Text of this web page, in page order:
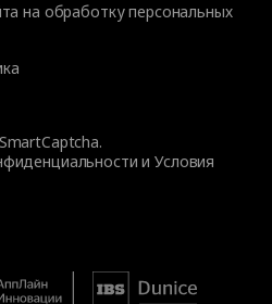
на обработку персональных
иУсловия